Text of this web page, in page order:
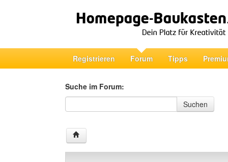
Registrieren Forum Tipps
Suche im Forum:
Suche im Forum
Suchen